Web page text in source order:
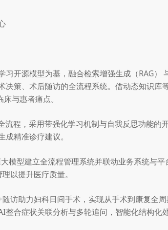
习开源模型为基，融合检索增强生成（RAG）
决策、术后随访的全流程系统。借动态知识库
与惠者痛点。
流程，采用带强化学习机制与自我反思功能的
精准诊疗建议。
模型建立全流程管理系统并联动业务系统与
以提升医疗质量。
访助力妇科日间手术，实现从手术到康复全
整合症状关联分析与多轮追问，智能化结构化